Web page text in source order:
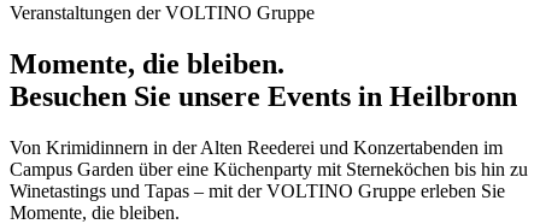
Veranstaltungen der VOLTINO Gruppe
Momente, die bleiben.
Besuchen Sie unsere Events in Heilbronn
Von Krimidinnern in der Alten Reederei und Konzertabenden im
Campus Garden über eine Küchenparty mit Sterneköchen bis hin zu
Winetastings und Tapas – mit der VOLTINO Gruppe erleben Sie
Momente, die bleiben.